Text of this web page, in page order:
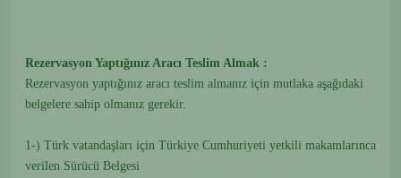
Rezervasyon Yaptığınız Aracı Teslim Almak :
Rezervasyon yaptığınız aracı teslim almanız için mutlaka aşağıdaki
belgelere sahip olmanız gerekir.
1-) Türk vatandaşları için Türkiye Cumhuriyeti yetkili makamlarınca
verilen Sürücü Belgesi